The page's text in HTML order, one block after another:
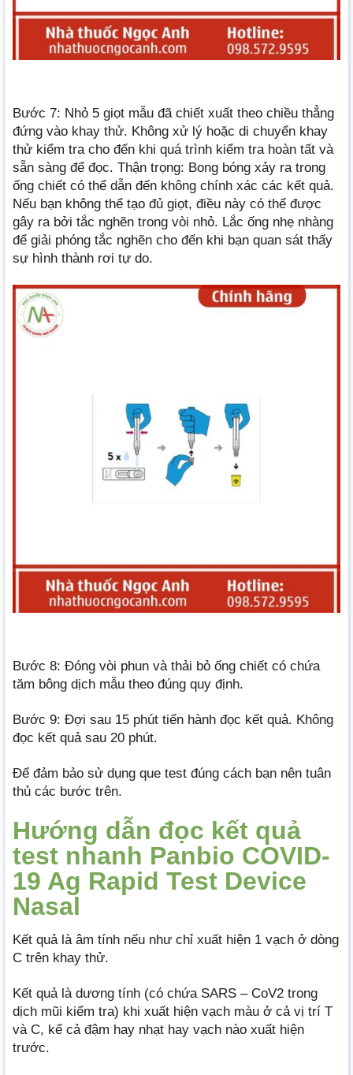
Bước 7: Nhỏ 5 giọt mẫu đã chiết xuất theo chiều thẳng
đứng vào khay thử. Không xử lý hoặc di chuyển khay
thử kiểm tra cho đến khi quá trình kiểm tra hoàn tất và
sẵn sàng để đọc. Thận trọng: Bong bóng xảy ra trong
ống chiết có thể dẫn đến không chính xác các kết quả.
Nếu bạn không thể tạo đủ giọt, điều này có thể được
gây ra bởi tắc nghẽn trong vòi nhỏ. Lắc ống nhẹ nhàng
để giải phóng tắc nghẽn cho đến khi bạn quan sát thấy
sự hình thành rơi tự do.
Bước 8: Đóng vòi phun và thải bỏ ống chiết có chứa
tăm bông dịch mẫu theo đúng quy định.
Bước 9: Đợi sau 15 phút tiến hành đọc kết quả. Không
đọc kết quả sau 20 phút.
Để đảm bảo sử dụng que test đúng cách bạn nên tuân
thủ các bước trên.
Hướng dẫn đọc kết quả
test nhanh Panbio COVID-
19 Ag Rapid Test Device
Nasal
Kết quả là âm tính nếu như chỉ xuất hiện 1 vạch ở dòng
C trên khay thử.
Kết quả là dương tính (có chứa SARS – CoV2 trong
dịch mũi kiểm tra) khi xuất hiện vạch màu ở cả vị trí T
và C, kể cả đậm hay nhạt hay vạch nào xuất hiện
trước.